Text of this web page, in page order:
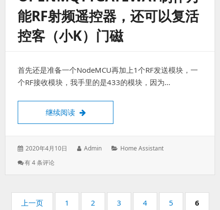
过
MQTT
发
送
和
红
指
能RF射频遥控器，还可以复活
控客（小K）门磁
首先还是准备一个NodeMCU再加上1个RF发送模块，一
个RF接收模块，我手里的是433的模块，因为…
继续阅读 Home Assistant 利用OpenMqttGateway
发
于：
2020年4月10日
作
Admin
分
Home Assistant
Home
OpenMqttGateway
有 4 条评论
分
上一页
页
1
页
2
页
3
页
4
页
5
页
6